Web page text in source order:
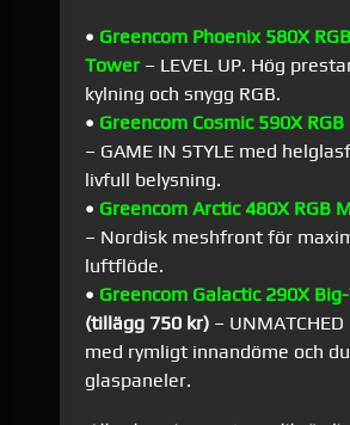
• Greencom Phoenix 580X
Tower – LEVEL UP. Hög
kylning och snygg RGB.
• Greencom Cosmic 590X
– GAME IN STYLE med
livfull belysning.
• Greencom Arctic 480X RGB
– Nordisk meshfront för
luftflöde.
• Greencom Galactic 290X
(tillägg 750 kr) – UNMATCHED
med rymligt innandöme och
glaspaneler.